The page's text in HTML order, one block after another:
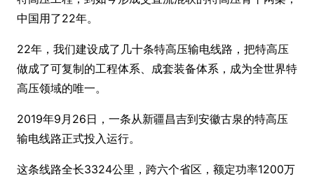
中国用了22年。
22年，我们建设成了几十条特高压输电线路，把特高压
做成了可复制的工程体系、成套装备体系，成为全世界特
高压领域的唯一。
2019年9月26日，一条从新疆昌吉到安徽古泉的特高压
输电线路正式投入运行。
这条线路全长3324公里，跨六个省区，额定功率1200万